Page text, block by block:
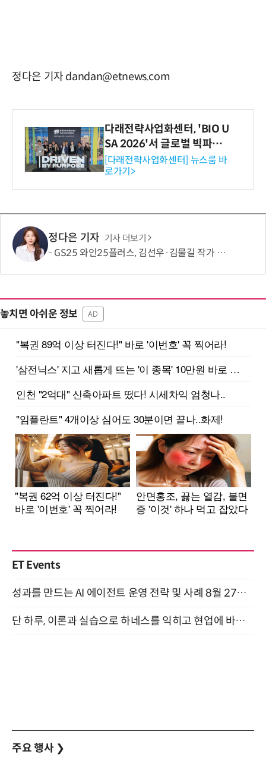
정다은 기자 dandan@etnews.com
다래전략사업화센터, 'BIO U
SA 2026'서 글로벌 빅파마
와의 비즈니스 미팅 지원…K
-바이오 해외 진출 교두보 확
보
[다래전략사업화센터] 뉴스룸 바
로가기>
정다은 기자 기사 더보기
GS25 와인25플러스, 김선우·김물길 작가 협업 아트라벨 와인 2종 출시
놓치면 아쉬운 정보 AD
ET Events
성과를 만드는 AI 에이전트 운영 전략 및 사례 8월 27일 개최
단 하루, 이론과 실습으로 하네스를 익히고 현업에 바로 쓰는 핸즈온 워크숍 (8/20)
주요 행사 ❯